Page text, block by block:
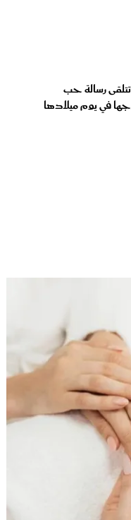
رسالة حب
في يوم ميلادها